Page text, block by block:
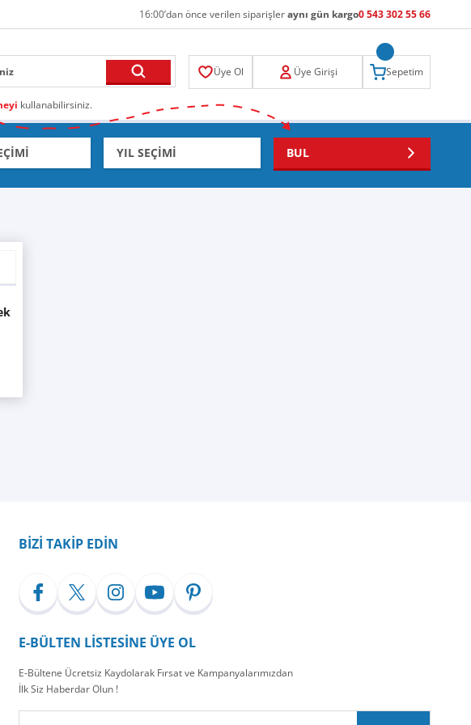
16:00’dan önce verilen siparişleraynı gün kargo0 543 302 55 66
kullanabilirsiniz.
Üye Ol Üye Girişi Sepetim
BUL
BİZİ TAKİP EDİN
E-BÜLTEN LİSTESİNE ÜYE OL
E-Bültene Ücretsiz Kaydolarak Fırsat ve Kampanyalarımızdan
İlk Siz Haberdar Olun !